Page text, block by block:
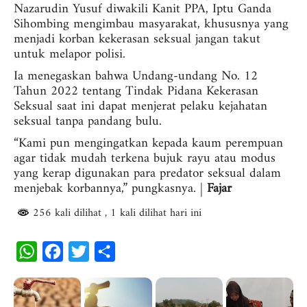
Nazarudin Yusuf diwakili Kanit PPA, Iptu Ganda
Sihombing mengimbau masyarakat, khususnya yang
menjadi korban kekerasan seksual jangan takut
untuk melapor polisi.
Ia menegaskan bahwa Undang-undang No. 12
Tahun 2022 tentang Tindak Pidana Kekerasan
Seksual saat ini dapat menjerat pelaku kejahatan
seksual tanpa pandang bulu.
“Kami pun mengingatkan kepada kaum perempuan
agar tidak mudah terkena bujuk rayu atau modus
yang kerap digunakan para predator seksual dalam
menjebak korbannya,” pungkasnya. | Fajar
256 kali dilihat, 1 kali dilihat hari ini
W
a
c
i